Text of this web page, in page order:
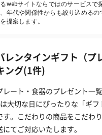
webサイトならではのサービスで
年代や関係性からも絞り込めるの
提案します。
レンタインギフト（プ
ング(1件)
ート・食器のプレゼント一覧
大切な日にぴったりな「ギフ
。こだわりの商品をこだわ
てご対応いたします。